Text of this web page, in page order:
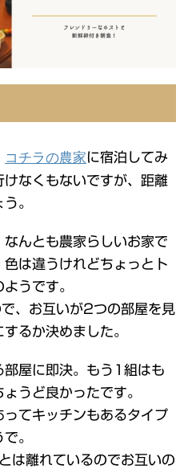
コチラの農家に宿泊してみ
なくもないですが、距離
。
んとも農家らしいお家で
は違うけれどちょっとト
うです。
、お互いが2つの部屋を見
るか決めました。
屋に即決。もう1組はも
うど良かったです。
ってキッチンもあるタイプ
。
は離れているのでお互いの